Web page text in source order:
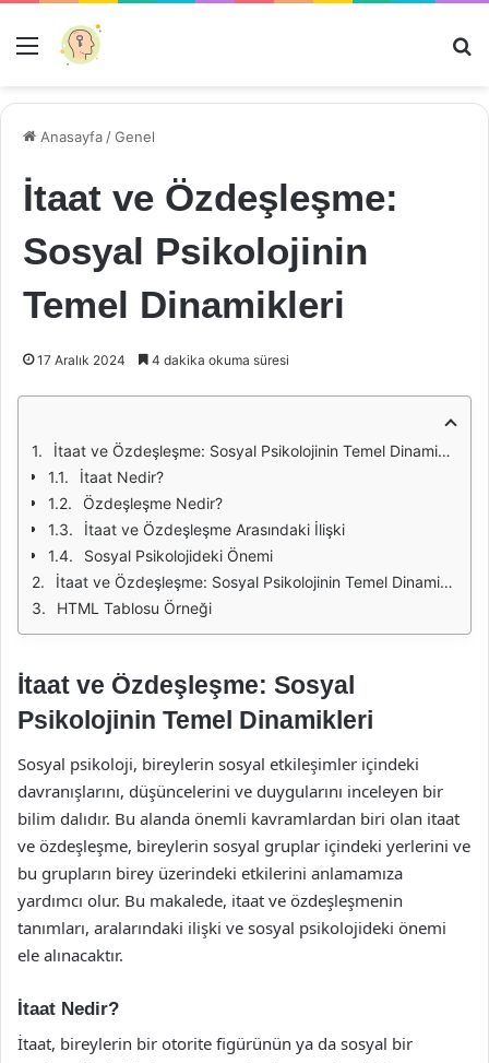
Menü
Anasayfa /Genel
İtaat ve Özdeşleşme:
Sosyal Psikolojinin
Temel Dinamikleri
17 Aralık 2024 4 dakika okuma süresi
İtaat ve Özdeşleşme: Sosyal Psikolojinin Temel Dinamikleri
İtaat Nedir?
Özdeşleşme Nedir?
İtaat ve Özdeşleşme Arasındaki İlişki
Sosyal Psikolojideki Önemi
İtaat ve Özdeşleşme: Sosyal Psikolojinin Temel Dinamikleri
HTML Tablosu Örneği
İtaat ve Özdeşleşme: Sosyal
Psikolojinin Temel Dinamikleri
Sosyal psikoloji, bireylerin sosyal etkileşimler içindeki
davranışlarını, düşüncelerini ve duygularını inceleyen bir
bilim dalıdır. Bu alanda önemli kavramlardan biri olan itaat
ve özdeşleşme, bireylerin sosyal gruplar içindeki yerlerini ve
bu grupların birey üzerindeki etkilerini anlamamıza
yardımcı olur. Bu makalede, itaat ve özdeşleşmenin
tanımları, aralarındaki ilişki ve sosyal psikolojideki önemi
ele alınacaktır.
İtaat Nedir?
İtaat, bireylerin bir otorite figürünün ya da sosyal bir